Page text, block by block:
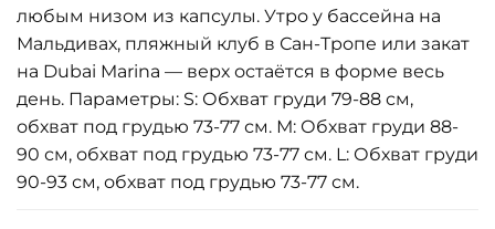
любым низом из капсулы. Утро у бассейна на
Мальдивах, пляжный клуб в Сан-Тропе или закат
на Dubai Marina — верх остаётся в форме весь
день. Параметры: S: Обхват груди 79-88 см,
обхват под грудью 73-77 см. М: Обхват груди 88-
90 см, обхват под грудью 73-77 см. L: Обхват груди
90-93 см, обхват под грудью 73-77 см.